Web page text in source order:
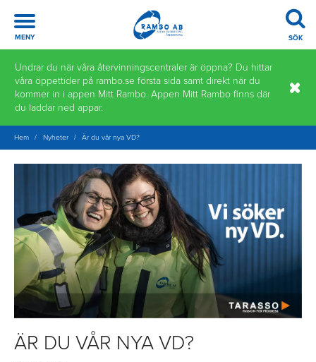
innehåll
Undrar du när våra återvinningscentraler är öppna? Du hittar
våra öppettider på rambo.se första sida samt direkt när du
kommer in i appen Mitt Rambo. Appen Mitt Rambo finns där
du laddar ned appar.
Meny
MENY SÖK
Hem / Nyheter / Är du vår nya VD?
ÄR DU VÅR NYA VD?